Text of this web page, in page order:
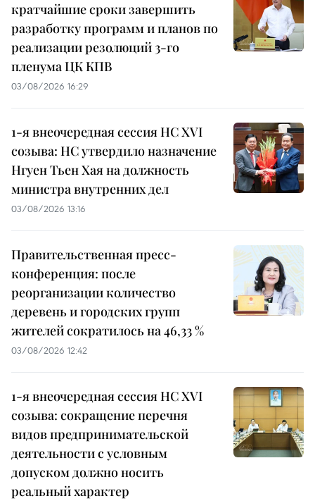
кратчайшие сроки завершить
разработку программ и планов по
реализации резолюций 3-го
пленума ЦК КПВ
03/08/2026 16:29
1-я внеочередная сессия НС XVI
созыва: НС утвердило назначение
Нгуен Тьен Хая на должность
министра внутренних дел
03/08/2026 13:16
Правительственная пресс-
конференция: после
реорганизации количество
деревень и городских групп
жителей сократилось на 46,33 %
03/08/2026 12:42
1-я внеочередная сессия НС XVI
созыва: сокращение перечня
видов предпринимательской
деятельности с условным
допуском должно носить
реальный характер